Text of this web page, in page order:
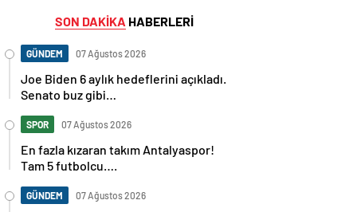
SON DAKİKA HABERLERİ
GÜNDEM 07 Ağustos 2026
Joe Biden 6 aylık hedeflerini açıkladı.
Senato buz gibi…
SPOR 07 Ağustos 2026
En fazla kızaran takım Antalyaspor!
Tam 5 futbolcu….
GÜNDEM 07 Ağustos 2026